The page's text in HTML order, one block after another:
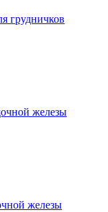
грудничков
железы
железы